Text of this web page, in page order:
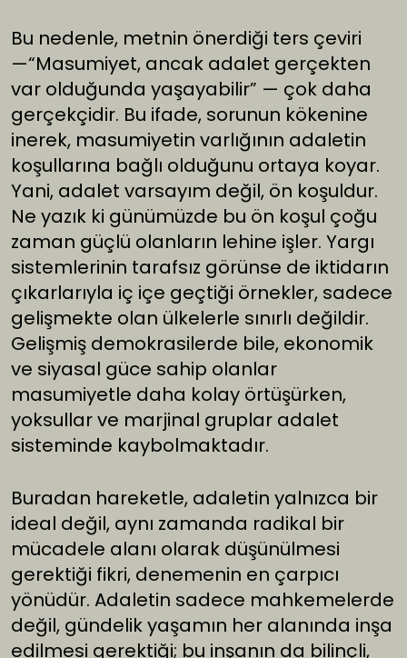
Bu nedenle, metnin önerdiği ters çeviri
—“Masumiyet, ancak adalet gerçekten
var olduğunda yaşayabilir” — çok daha
gerçekçidir. Bu ifade, sorunun kökenine
inerek, masumiyetin varlığının adaletin
koşullarına bağlı olduğunu ortaya koyar.
Yani, adalet varsayım değil, ön koşuldur.
Ne yazık ki günümüzde bu ön koşul çoğu
zaman güçlü olanların lehine işler. Yargı
sistemlerinin tarafsız görünse de iktidarın
çıkarlarıyla iç içe geçtiği örnekler, sadece
gelişmekte olan ülkelerle sınırlı değildir.
Gelişmiş demokrasilerde bile, ekonomik
ve siyasal güce sahip olanlar
masumiyetle daha kolay örtüşürken,
yoksullar ve marjinal gruplar adalet
sisteminde kaybolmaktadır.
Buradan hareketle, adaletin yalnızca bir
ideal değil, aynı zamanda radikal bir
mücadele alanı olarak düşünülmesi
gerektiği fikri, denemenin en çarpıcı
yönüdür. Adaletin sadece mahkemelerde
değil, gündelik yaşamın her alanında inşa
edilmesi gerektiği; bu inşanın da bilinçli,